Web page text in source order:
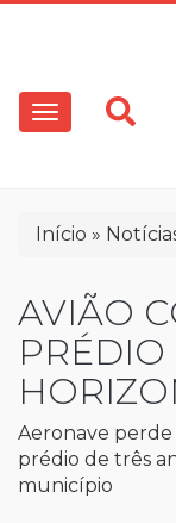
conteúdo
principal
Main
navigation
Trilha
Início
AVIÃO
Aeronave
prédio de três
município